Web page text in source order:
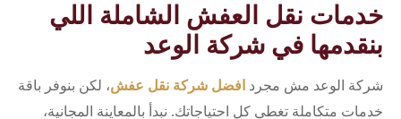
خدمات نقل العفش الشاملة اللي
بنقدمها في شركة الوعد
شركة الوعد مش مجرد افضل شركة نقل عفش، لكن بنوفر باقة
خدمات متكاملة تغطي كل احتياجاتك. نبدأ بالمعاينة المجانية،